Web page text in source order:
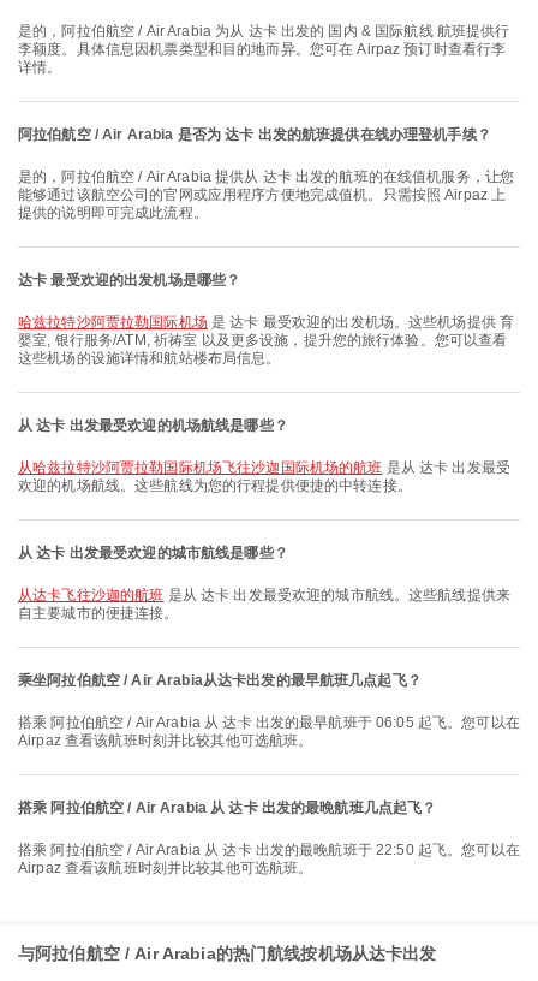
是的，阿拉伯航空 / Air Arabia 为从 达卡 出发的 国内 & 国际航线 航班提供行
李额度。具体信息因机票类型和目的地而异。您可在 Airpaz 预订时查看行李
详情。
阿拉伯航空 / Air Arabia 是否为 达卡 出发的航班提供在线办理登机手续？
是的，阿拉伯航空 / Air Arabia 提供从 达卡 出发的航班的在线值机服务，让您
能够通过该航空公司的官网或应用程序方便地完成值机。只需按照 Airpaz 上
提供的说明即可完成此流程。
达卡 最受欢迎的出发机场是哪些？
哈兹拉特沙阿贾拉勒国际机场是 达卡 最受欢迎的出发机场。这些机场提供 育
婴室, 银行服务/ATM, 祈祷室 以及更多设施，提升您的旅行体验。您可以查看
这些机场的设施详情和航站楼布局信息。
从 达卡 出发最受欢迎的机场航线是哪些？
从哈兹拉特沙阿贾拉勒国际机场飞往沙迦国际机场的航班 是从 达卡 出发最受
欢迎的机场航线。这些航线为您的行程提供便捷的中转连接。
从 达卡 出发最受欢迎的城市航线是哪些？
从达卡飞往沙迦的航班 是从 达卡 出发最受欢迎的城市航线。这些航线提供来
自主要城市的便捷连接。
乘坐阿拉伯航空 / Air Arabia从达卡出发的最早航班几点起飞？
搭乘 阿拉伯航空 / Air Arabia 从 达卡 出发的最早航班于 06:05 起飞。您可以在
Airpaz 查看该航班时刻并比较其他可选航班。
搭乘 阿拉伯航空 / Air Arabia 从 达卡 出发的最晚航班几点起飞？
搭乘 阿拉伯航空 / Air Arabia 从 达卡 出发的最晚航班于 22:50 起飞。您可以在
Airpaz 查看该航班时刻并比较其他可选航班。
与阿拉伯航空 / Air Arabia的热门航线按机场从达卡出发